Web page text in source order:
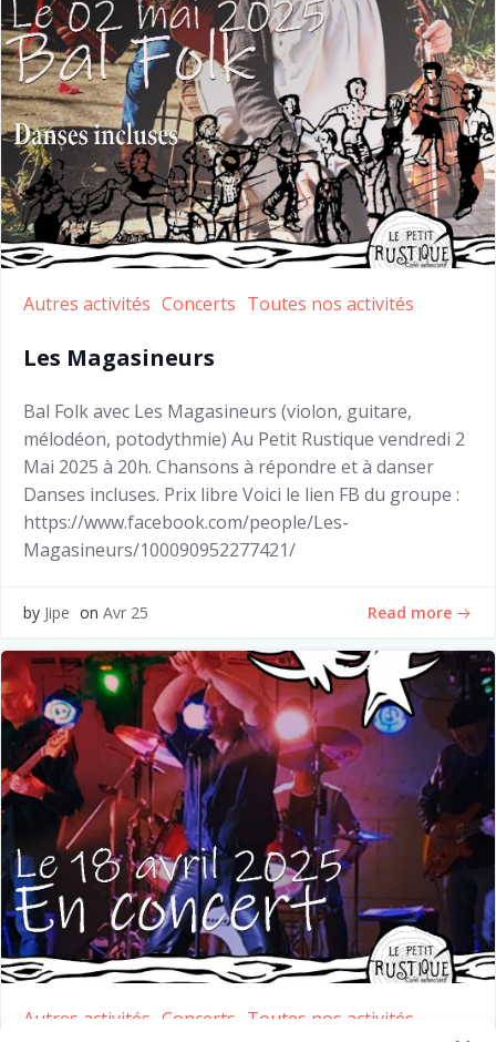
Autres activités Concerts Toutes nos activités
Les Magasineurs
Bal Folk avec Les Magasineurs (violon, guitare,
mélodéon, potodythmie) Au Petit Rustique vendredi 2
Mai 2025 à 20h. Chansons à répondre et à danser
Danses incluses. Prix libre Voici le lien FB du groupe :
https://www.facebook.com/people/Les-
Magasineurs/100090952277421/
by Jipe on Avr 25 Read more
Autres activités Concerts Toutes nos activités